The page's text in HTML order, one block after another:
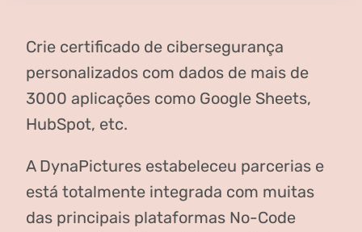
Crie certificado de cibersegurança
personalizados com dados de mais de
3000 aplicações como Google Sheets,
HubSpot, etc.
A DynaPictures estabeleceu parcerias e
está totalmente integrada com muitas
das principais plataformas No-Code